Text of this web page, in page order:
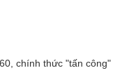
chính thức "tấn công"